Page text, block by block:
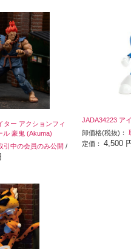
ター アクションフィ
ル 豪鬼 (Akuma)
引中の会員のみ公開 /
JADA34223 ア
卸価格(税抜)：
定価：4,500